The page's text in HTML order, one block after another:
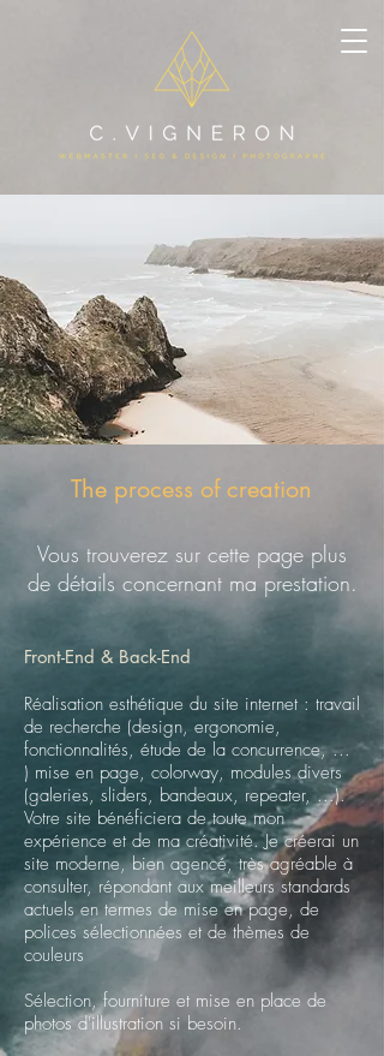
The process of creation
Vous trouverez sur cette page plus
de détails concernant ma prestation.
Front-End & Back-End
Réalisation esthétique du site internet : travail
de recherche (design, ergonomie,
fonctionnalités, étude de la concurrence, ...
) mise en page, colorway, modules divers
(galeries, sliders, bandeaux, repeater, ...).
Votre site bénéficiera de toute mon
expérience et de ma créativité. Je créerai un
site moderne, bien agencé, très agréable à
consulter, répondant aux meilleurs standards
actuels en termes de mise en page, de
polices sélectionnées et de thèmes de
couleurs
Sélection, fourniture et mise en place de
photos d'illustration si besoin.